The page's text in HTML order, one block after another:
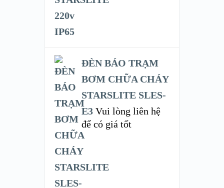
ĐÈN BÁO TRẠM
BƠM CHỮA CHÁY
STARSLITE SLES-
E3 Vui lòng liên hệ
để có giá tốt